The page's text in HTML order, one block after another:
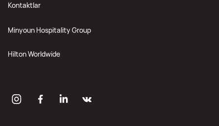
Kontaktlar
Minyoun Hospitality Group
Hilton Worldwide